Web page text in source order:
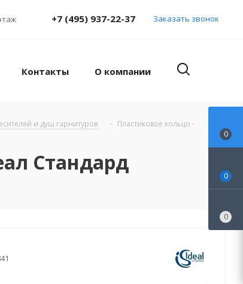
+7 (495) 937-22-37 Заказать звонок
Контакты О компании
и душ гарнитуров - Пластиковое кольцо -
Стандард
0
0
0